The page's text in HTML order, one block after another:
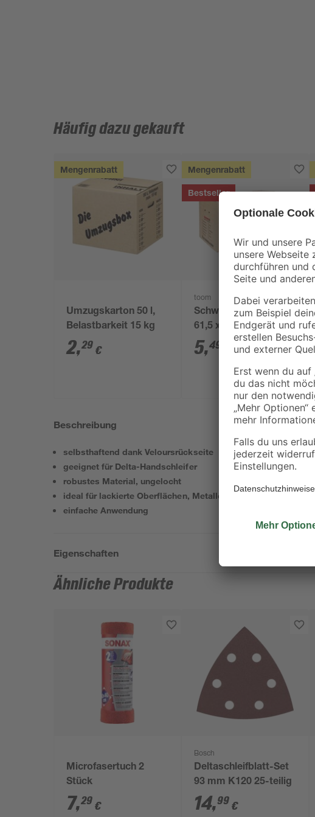
Häufig dazu gekauft
Mengenrabatt
Umzugskarton 50 l,
Belastbarkeit 15 kg
2,29 €
Mengenrabatt
Bestseller
toom
Schwerlastkiste 34 x
61,5 x 35 cm, 50 kg
5,49
Beschreibung
selbsthaftend dank Veloursrückseite
geeignet für Delta-Handschleifer
robustes Material, ungelocht
ideal für lackierte Oberflächen, Metalle und Kunststoffe
einfache Anwendung
Eigenschaften
Ähnliche Produkte
Microfasertuch 2
Stück
7,29 €
Bosch
Deltaschleifblatt-Set
93 mm K120 25-teilig
14,99 €